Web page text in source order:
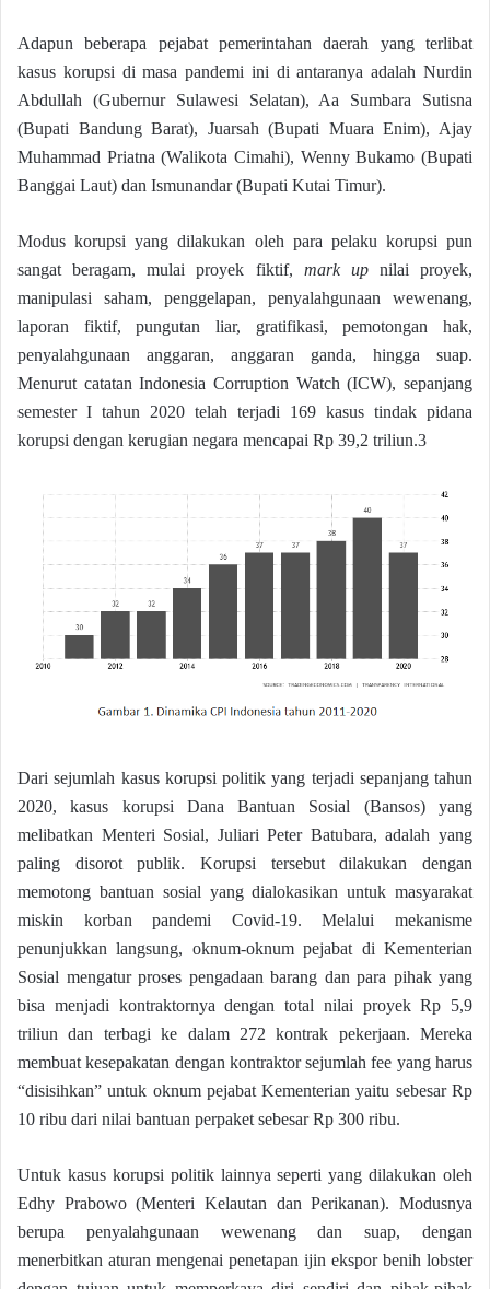
Adapun beberapa pejabat pemerintahan daerah yang terlibat
kasus korupsi di masa pandemi ini di antaranya adalah Nurdin
Abdullah (Gubernur Sulawesi Selatan), Aa Sumbara Sutisna
(Bupati Bandung Barat), Juarsah (Bupati Muara Enim), Ajay
Muhammad Priatna (Walikota Cimahi), Wenny Bukamo (Bupati
Banggai Laut) dan Ismunandar (Bupati Kutai Timur).
Modus korupsi yang dilakukan oleh para pelaku korupsi pun
sangat beragam, mulai proyek fiktif, mark upnilai proyek,
manipulasi saham, penggelapan, penyalahgunaan wewenang,
laporan fiktif, pungutan liar, gratifikasi, pemotongan hak,
penyalahgunaan anggaran, anggaran ganda, hingga suap.
Menurut catatan Indonesia Corruption Watch (ICW), sepanjang
semester I tahun 2020 telah terjadi 169 kasus tindak pidana
korupsi dengan kerugian negara mencapai Rp 39,2 triliun.3
Dari sejumlah kasus korupsi politik yang terjadi sepanjang tahun
2020, kasus korupsi Dana Bantuan Sosial (Bansos) yang
melibatkan Menteri Sosial, Juliari Peter Batubara, adalah yang
paling disorot publik. Korupsi tersebut dilakukan dengan
memotong bantuan sosial yang dialokasikan untuk masyarakat
miskin korban pandemi Covid-19. Melalui mekanisme
penunjukkan langsung, oknum-oknum pejabat di Kementerian
Sosial mengatur proses pengadaan barang dan para pihak yang
bisa menjadi kontraktornya dengan total nilai proyek Rp 5,9
triliun dan terbagi ke dalam 272 kontrak pekerjaan. Mereka
membuat kesepakatan dengan kontraktor sejumlah fee yang harus
“disisihkan” untuk oknum pejabat Kementerian yaitu sebesar Rp
10 ribu dari nilai bantuan perpaket sebesar Rp 300 ribu.
Untuk kasus korupsi politik lainnya seperti yang dilakukan oleh
Edhy Prabowo (Menteri Kelautan dan Perikanan). Modusnya
berupa penyalahgunaan wewenang dan suap, dengan
menerbitkan aturan mengenai penetapan ijin ekspor benih lobster